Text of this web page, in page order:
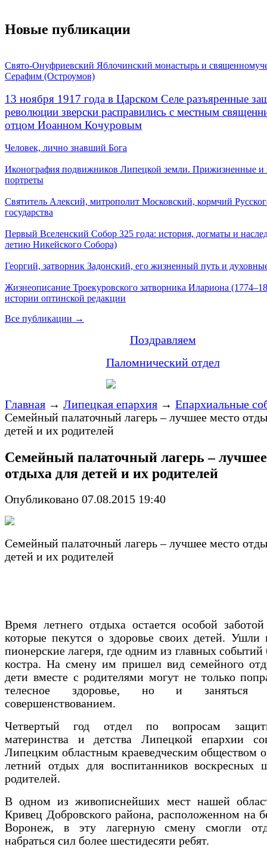
Новые публикации
Свято-Онуфриевский Яблочинский монастырь и
Серафим (Остроумов)
13 ноября 1917 года в Царском Селе разъяренные
революции зверски расправились с местным
отцом Иоанном Кочуровым
Человек, лично знавший Бога
Иконография подвижников Липецкой земли. Прижизненные и
портреты
Святитель Алексий, митрополит Московский, кормчий
государства
Первый Вселенский Собор 325 года: история, догматы и
летию Никейского Собора)
Георгий, затворник Задонский, его жизненный путь и
Жизнеописание Троекуровского затворника Илариона
истории оптинской редакции
Все публикации →
Поздравляем
Паломнический отдел
Главная → Липецкая епархия → Епархиальные
Семейный палаточный лагерь – лучшее место
детей и их родителей
Семейный палаточный лагерь –
отдыха для детей и их родителей
Опубликовано 07.08.2015 19:40
Семейный палаточный лагерь – лучшее место
детей и их родителей
Время летнего отдыха остается особой
которые пекутся о здоровье своих детей. Ушли
пионерские лагеря, где одним из главных
костра.На смену им пришел вид семейного
дети вместе с родителями могут не только
телесное здоровье, но и заняться
совершенствованием.
Четвертый год отдел по вопросам
материнства и детства Липецкой епархии
Липецким областным краеведческим обществом
летний отдых для воспитанников
родителей.
В одном из живописнейших мест нашей
Кривец Добровского района, расположенном на
Воронеж, в эту лагерную смену смогли
набраться сил более шестидесяти ребят.